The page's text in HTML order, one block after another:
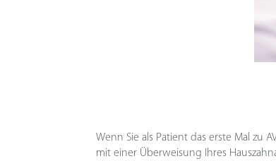
Wenn Sie als Patient das erste Mal zu
mit einer Überweisung Ihres
unseren Anamnesebogen aus. Um
bereits vorab ausdrucken, ausfüllen